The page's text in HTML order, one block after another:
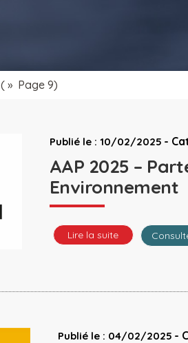
( » Page 9)
Publié le : 10/02/2025 -
AAP 2025 –
Environnement
Lire la suite
Publié le : 04/02/2025 -